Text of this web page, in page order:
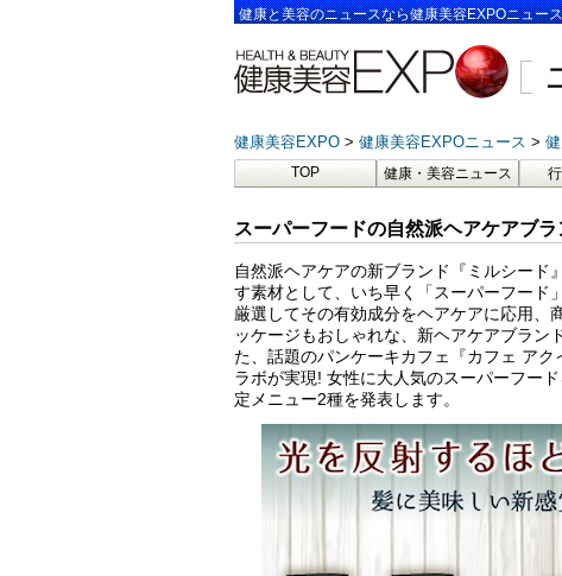
健康と美容のニュースなら健康美容EXPOニュース
健康美容EXPO 健康美容EXPOニュース
TOP 健康・美容ニュース
スーパーフードの自然派ヘアケアブ
自然派ヘアケアの新ブランド『ミルシード
す素材として、いち早く「スーパーフード
厳選してその有効成分をヘアケアに応用、
ッケージもおしゃれな、新ヘアケアブラン
た、話題のパンケーキカフェ『カフェ ア
ラボが実現! 女性に大人気のスーパーフー
定メニュー2種を発表します。